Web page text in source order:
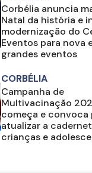
Corbélia anuncia
Natal da história e
modernização do
Eventos para nova
grandes eventos
CORBÉLIA
Campanha de
Multivacinação
começa e convoca
atualizar a
crianças e